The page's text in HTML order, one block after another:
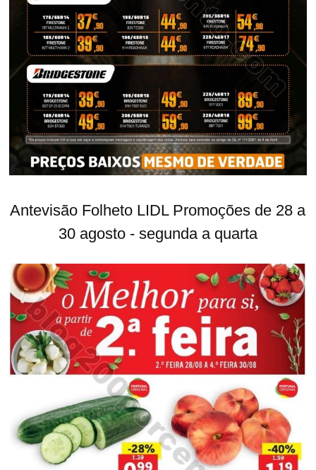
Antevisão Folheto LIDL Promoções de 28 a
30 agosto - segunda a quarta